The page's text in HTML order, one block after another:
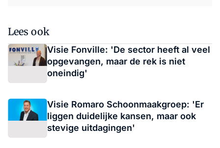
Lees ook
Visie Fonville: 'De sector heeft al veel
opgevangen, maar de rek is niet
oneindig'
Visie Romaro Schoonmaakgroep: 'Er
liggen duidelijke kansen, maar ook
stevige uitdagingen'